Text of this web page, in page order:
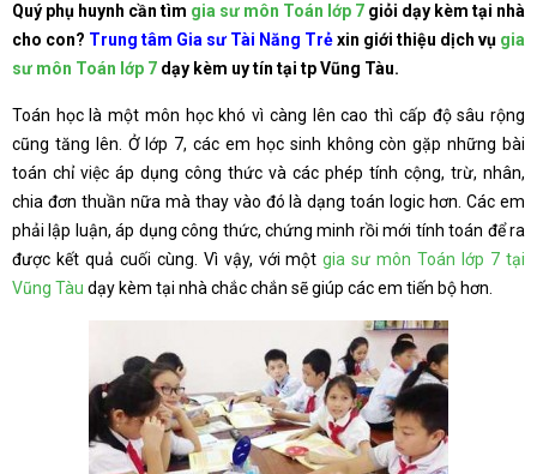
Quý phụ huynh cần tìm gia sư môn Toán lớp 7 giỏi dạy kèm tại nhà
cho con? Trung tâm Gia sư Tài Năng Trẻxin giới thiệu dịch vụ gia
sư môn Toán lớp 7 dạy kèm uy tín tại tp Vũng Tàu.
Toán học là một môn học khó vì càng lên cao thì cấp độ sâu rộng
cũng tăng lên. Ở lớp 7, các em học sinh không còn gặp những bài
toán chỉ việc áp dụng công thức và các phép tính cộng, trừ, nhân,
chia đơn thuần nữa mà thay vào đó là dạng toán logic hơn. Các em
phải lập luận, áp dụng công thức, chứng minh rồi mới tính toán để ra
được kết quả cuối cùng. Vì vậy, với mộtgia sư môn Toán lớp 7 tại
Vũng Tàu dạy kèm tại nhà chắc chắn sẽ giúp các em tiến bộ hơn.